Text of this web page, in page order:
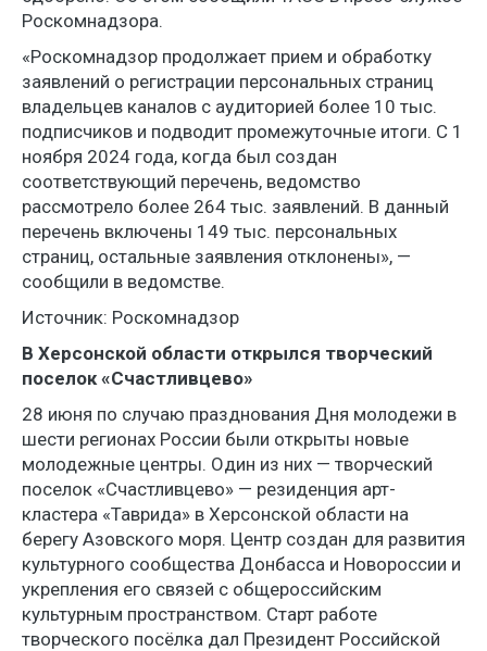
Роскомнадзора.
«Роскомнадзор продолжает прием и обработку
заявлений о регистрации персональных страниц
владельцев каналов с аудиторией более 10 тыс.
подписчиков и подводит промежуточные итоги. С 1
ноября 2024 года, когда был создан
соответствующий перечень, ведомство
рассмотрело более 264 тыс. заявлений. В данный
перечень включены 149 тыс. персональных
страниц, остальные заявления отклонены», —
сообщили в ведомстве.
Источник: Роскомнадзор
В Херсонской области открылся творческий
поселок «Счастливцево»
28 июня по случаю празднования Дня молодежи в
шести регионах России были открыты новые
молодежные центры. Один из них — творческий
поселок «Счастливцево» — резиденция арт-
кластера «Таврида» в Херсонской области на
берегу Азовского моря. Центр создан для развития
культурного сообщества Донбасса и Новороссии и
укрепления его связей с общероссийским
культурным пространством. Старт работе
творческого посёлка дал Президент Российской